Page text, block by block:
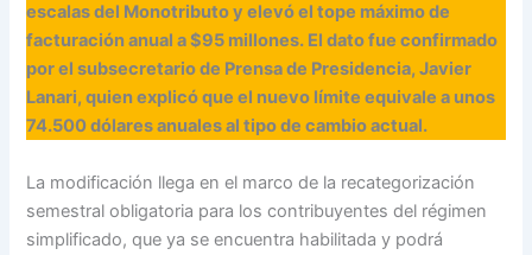
escalas del Monotributo y elevó el tope máximo de
facturación anual a $95 millones. El dato fue confirmado
por el subsecretario de Prensa de Presidencia, Javier
Lanari, quien explicó que el nuevo límite equivale a unos
74.500 dólares anuales al tipo de cambio actual.
La modificación llega en el marco de la recategorización
semestral obligatoria para los contribuyentes del régimen
simplificado, que ya se encuentra habilitada y podrá